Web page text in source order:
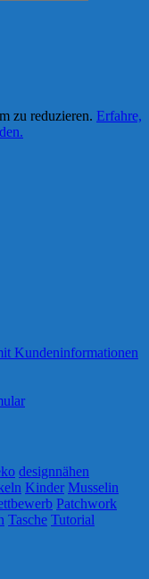
zu reduzieren. Erfahre,
Kundeninformationen
designnähen
Kinder Musselin
Patchwork
Tasche Tutorial